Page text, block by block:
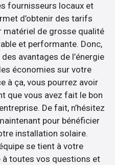
fournisseurs locaux et
d’obtenir des tarifs
matériel de grosse qualité
et performante. Donc,
avantages de l’énergie
économies sur votre
à ça, vous pourrez avoir
que vous avez fait le bon
De fait, n’hésitez
pour bénéficier
installation solaire.
se tient à votre
toutes vos questions et